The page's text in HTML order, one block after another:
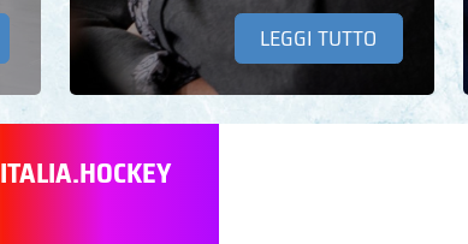
LEGGI TUTTO
ITALIA.HOCKEY